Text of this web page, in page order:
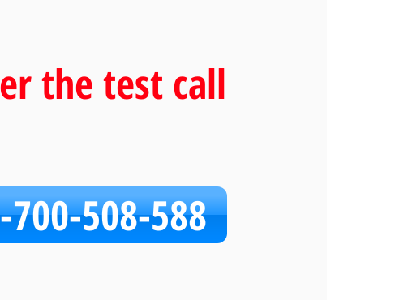
the test call
700-508-588